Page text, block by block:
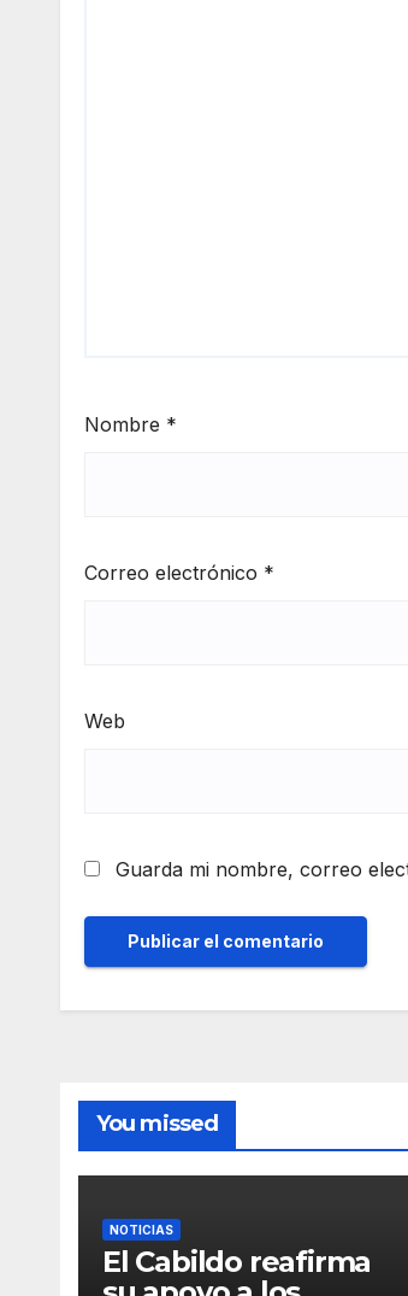
Nombre *
Correo electrónico *
Web
Guarda mi nombre, correo
You missed
NOTICIAS
El Cabildo reafirma